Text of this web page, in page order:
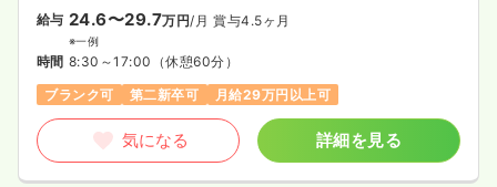
給与 24.6〜29.7万円/月 賞与4.5ヶ月
※一例
時間 8:30～17:00 （休憩60分）
ブランク可
第二新卒可 月給29万円以上可
気になる 詳細を見る